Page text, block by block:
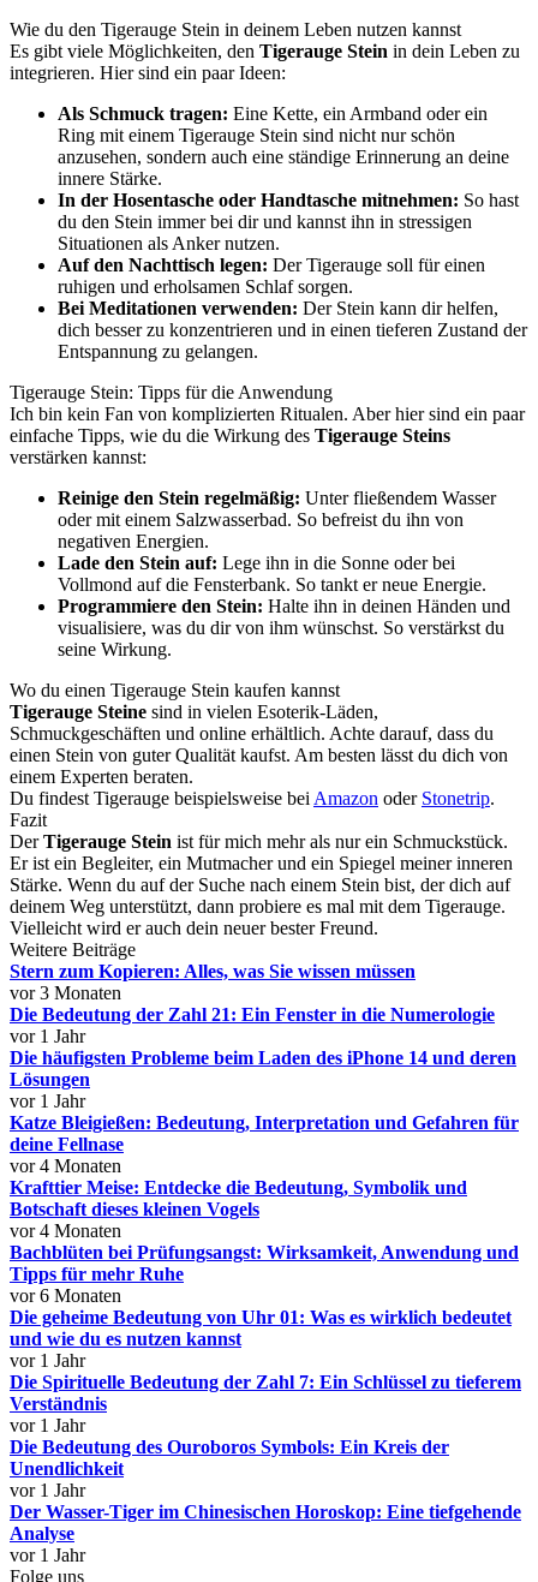
Wie du den Tigerauge Stein in deinem Leben nutzen kannst
Es gibt viele Möglichkeiten, den Tigerauge Stein in dein Leben zu
integrieren. Hier sind ein paar Ideen:
Als Schmuck tragen: Eine Kette, ein Armband oder ein
Ring mit einem Tigerauge Stein sind nicht nur schön
anzusehen, sondern auch eine ständige Erinnerung an deine
innere Stärke.
In der Hosentasche oder Handtasche mitnehmen: So hast
du den Stein immer bei dir und kannst ihn in stressigen
Situationen als Anker nutzen.
Auf den Nachttisch legen: Der Tigerauge soll für einen
ruhigen und erholsamen Schlaf sorgen.
Bei Meditationen verwenden: Der Stein kann dir helfen,
dich besser zu konzentrieren und in einen tieferen Zustand der
Entspannung zu gelangen.
Tigerauge Stein: Tipps für die Anwendung
Ich bin kein Fan von komplizierten Ritualen. Aber hier sind ein paar
einfache Tipps, wie du die Wirkung des Tigerauge Steins
verstärken kannst:
Reinige den Stein regelmäßig: Unter fließendem Wasser
oder mit einem Salzwasserbad. So befreist du ihn von
negativen Energien.
Lade den Stein auf: Lege ihn in die Sonne oder bei
Vollmond auf die Fensterbank. So tankt er neue Energie.
Programmiere den Stein: Halte ihn in deinen Händen und
visualisiere, was du dir von ihm wünschst. So verstärkst du
seine Wirkung.
Wo du einen Tigerauge Stein kaufen kannst
Tigerauge Steine sind in vielen Esoterik-Läden,
Schmuckgeschäften und online erhältlich. Achte darauf, dass du
einen Stein von guter Qualität kaufst. Am besten lässt du dich von
einem Experten beraten.
Du findest Tigerauge beispielsweise bei Amazon oder Stonetrip.
Fazit
DerTigerauge Stein ist für mich mehr als nur ein Schmuckstück.
Er ist ein Begleiter, ein Mutmacher und ein Spiegel meiner inneren
Stärke. Wenn du auf der Suche nach einem Stein bist, der dich auf
deinem Weg unterstützt, dann probiere es mal mit dem Tigerauge.
Vielleicht wird er auch dein neuer bester Freund.
Weitere Beiträge
Stern zum Kopieren: Alles, was Sie wissen müssen
vor 3 Monaten
Die Bedeutung der Zahl 21: Ein Fenster in die Numerologie
vor 1 Jahr
Die häufigsten Probleme beim Laden des iPhone 14 und deren
Lösungen
vor 1 Jahr
Katze Bleigießen: Bedeutung, Interpretation und Gefahren für
deine Fellnase
vor 4 Monaten
Krafttier Meise: Entdecke die Bedeutung, Symbolik und
Botschaft dieses kleinen Vogels
vor 4 Monaten
Bachblüten bei Prüfungsangst: Wirksamkeit, Anwendung und
Tipps für mehr Ruhe
vor 6 Monaten
Die geheime Bedeutung von Uhr 01: Was es wirklich bedeutet
und wie du es nutzen kannst
vor 1 Jahr
Die Spirituelle Bedeutung der Zahl 7: Ein Schlüssel zu tieferem
Verständnis
vor 1 Jahr
Die Bedeutung des Ouroboros Symbols: Ein Kreis der
Unendlichkeit
vor 1 Jahr
Der Wasser-Tiger im Chinesischen Horoskop: Eine tiefgehende
Analyse
vor 1 Jahr
Folge uns